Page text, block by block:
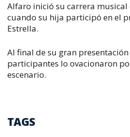
Alfaro inició su carrera musical
cuando su hija participó en el
Estrella.
Al final de su gran
participantes lo ovacionaron
escenario.
TAGS